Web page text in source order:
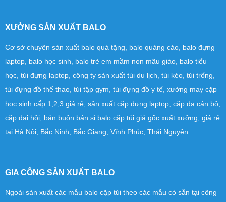
XƯỞNG SẢN XUẤT BALO
Cơ sở chuyên sản xuất balo quà tặng, balo quảng cáo, balo đựng
laptop, balo học sinh, balo trẻ em mầm non mãu giáo, balo tiểu
học, túi đựng laptop, công ty sản xuất túi du lịch, túi kéo, túi trống,
túi đựng đồ thể thao, túi tập gym, túi đựng đồ y tế, xưởng may cặp
học sinh cấp 1,2,3 giá rẻ, sản xuất cặp đựng laptop, căp da cán bộ,
cặp đại hội, bán buôn bán sỉ balo cặp túi giá gốc xuất xưởng, giá rẻ
tại Hà Nội, Bắc Ninh, Bắc Giang, Vĩnh Phúc, Thái Nguyên ....
GIA CÔNG SẢN XUẤT BALO
Ngoài sản xuất các mẫu balo cặp túi theo các mẫu có sẵn tại công